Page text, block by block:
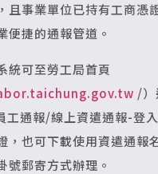
且事業單位已持有工商憑
便捷的通報管道。
統可至勞工局首頁
/）
工通報/線上資遣通報-登
，也可下載使用資遣通報
號郵寄方式辦理。